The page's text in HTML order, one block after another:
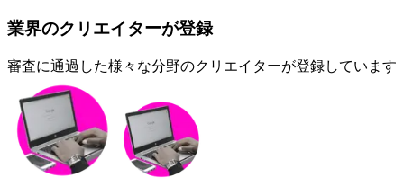
業界のクリエイターが登録
審査に通過した様々な分野のクリエイターが登録しています